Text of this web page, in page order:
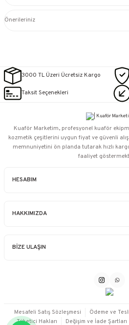
Önerileriniz
3000 TL Üzeri Ücretsiz Kargo
Taksit Seçenekleri
HESABIM
HAKKIMIZDA
BİZE ULAŞIN
Kuaför Marketim, profesyonel kuaför
kozmetik çeşitlerini uygun fiyat ve güvenli
memnuniyetini ön planda tutarak hızlı
faaliyet
Mesafeli Satış Sözleşmesi Ödeme ve
Tüketici Hakları
Değişim ve İade Şartları